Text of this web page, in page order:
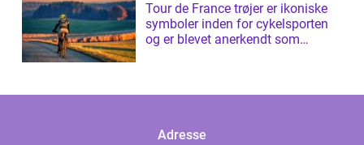
Tour de France trøjer er ikoniske
symboler inden for cykelsporten
og er blevet anerkendt som
Adresse